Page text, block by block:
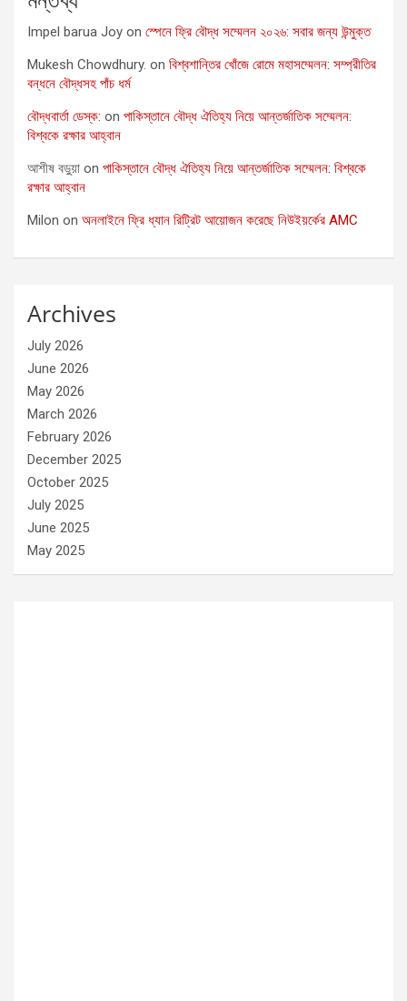
Impel barua Joy on স্পেনে ফ্রি বৌদ্ধ সম্মেলন ২০২৬: সবার জন্য উন্মুক্ত
Mukesh Chowdhury. on বিশ্বশান্তির খোঁজে রোমে মহাসম্মেলন: সম্প্রীতির
বন্ধনে বৌদ্ধসহ পাঁচ ধর্ম
বৌদ্ধবার্তা ডেস্ক: on পাকিস্তানে বৌদ্ধ ঐতিহ্য নিয়ে আন্তর্জাতিক সম্মেলন:
বিশ্বকে রক্ষার আহ্বান
আশীষ বড়ুয়া on পাকিস্তানে বৌদ্ধ ঐতিহ্য নিয়ে আন্তর্জাতিক সম্মেলন: বিশ্বকে
রক্ষার আহ্বান
Milon on অনলাইনে ফ্রি ধ্যান রিট্রিট আয়োজন করেছে নিউইয়র্কের AMC
Archives
July 2026
June 2026
May 2026
March 2026
February 2026
December 2025
October 2025
July 2025
June 2025
May 2025